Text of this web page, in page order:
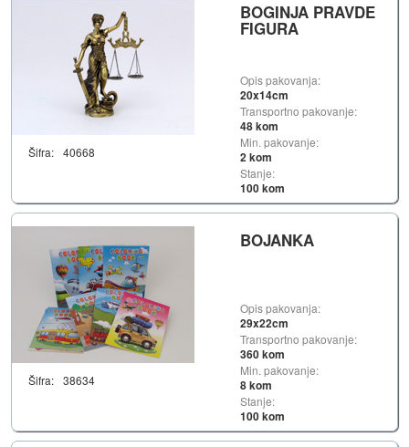
Šifra: 40668
BOGINJA PRAVDE
FIGURA
Opis pakovanja:
20x14cm
Transportno pakovanje:
48 kom
Min. pakovanje:
2 kom
Stanje:
100 kom
Šifra: 38634
BOJANKA
Opis pakovanja:
29x22cm
Transportno pakovanje:
360 kom
Min. pakovanje:
8 kom
Stanje:
100 kom